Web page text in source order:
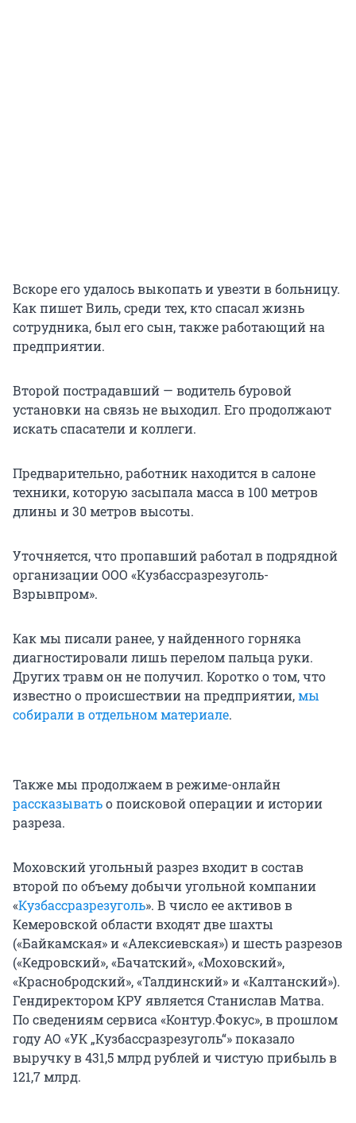
Вскоре его удалось выкопать и увезти в больницу.
Как пишет Виль, среди тех, кто спасал жизнь
сотрудника, был его сын, также работающий на
предприятии.
Второй пострадавший — водитель буровой
установки на связь не выходил. Его продолжают
искать спасатели и коллеги.
Предварительно, работник находится в салоне
техники, которую засыпала масса в 100 метров
длины и 30 метров высоты.
Уточняется, что пропавший работал в подрядной
организации ООО «Кузбассразрезуголь-
Взрывпром».
Как мы писали ранее, у найденного горняка
диагностировали лишь перелом пальца руки.
Других травм он не получил. Коротко о том, что
известно о происшествии на предприятии,мы
собирали в отдельном материале.
Также мы продолжаем в режиме-онлайн
рассказыватьо поисковой операции и истории
разреза.
Моховский угольный разрез входит в состав
второй по объему добычи угольной компании
«Кузбассразрезуголь». В число ее активов в
Кемеровской области входят две шахты
(«Байкамская» и «Алексиевская») и шесть разрезов
(«Кедровский», «Бачатский», «Моховский»,
«Краснобродский», «Талдинский» и «Калтанский»).
Гендиректором КРУ является Станислав Матва.
По сведениям сервиса «Контур.Фокус», в прошлом
году АО «УК „Кузбассразрезуголь“» показало
выручку в 431,5 млрд рублей и чистую прибыль в
121,7 млрд.